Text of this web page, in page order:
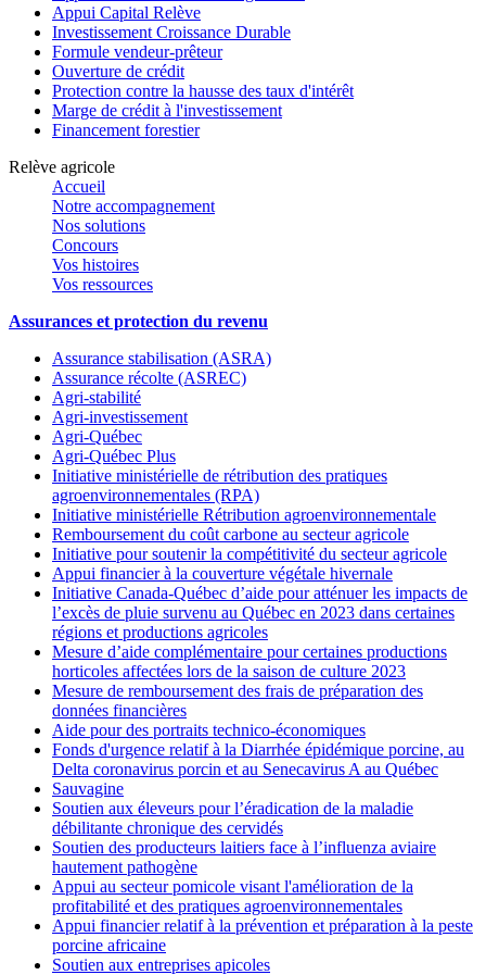
Appui Capital Relève
Investissement Croissance Durable
Formule vendeur-prêteur
Ouverture de crédit
Protection contre la hausse des taux d'intérêt
Marge de crédit à l'investissement
Financement forestier
Relève agricole
Accueil
Notre accompagnement
Nos solutions
Concours
Vos histoires
Vos ressources
Assurances et protection du revenu
Assurance stabilisation (ASRA)
Assurance récolte (ASREC)
Agri-stabilité
Agri-investissement
Agri-Québec
Agri-Québec Plus
Initiative ministérielle de rétribution des pratiques
agroenvironnementales (RPA)
Initiative ministérielle Rétribution agroenvironnementale
Remboursement du coût carbone au secteur agricole
Initiative pour soutenir la compétitivité du secteur agricole
Appui financier à la couverture végétale hivernale
Initiative Canada-Québec d’aide pour atténuer les impacts de
l’excès de pluie survenu au Québec en 2023 dans certaines
régions et productions agricoles
Mesure d’aide complémentaire pour certaines productions
horticoles affectées lors de la saison de culture 2023
Mesure de remboursement des frais de préparation des
données financières
Aide pour des portraits technico-économiques
Fonds d'urgence relatif à la Diarrhée épidémique porcine, au
Delta coronavirus porcin et au Senecavirus A au Québec
Sauvagine
Soutien aux éleveurs pour l’éradication de la maladie
débilitante chronique des cervidés
Soutien des producteurs laitiers face à l’influenza aviaire
hautement pathogène
Appui au secteur pomicole visant l'amélioration de la
profitabilité et des pratiques agroenvironnementales
Appui financier relatif à la prévention et préparation à la peste
porcine africaine
Soutien aux entreprises apicoles